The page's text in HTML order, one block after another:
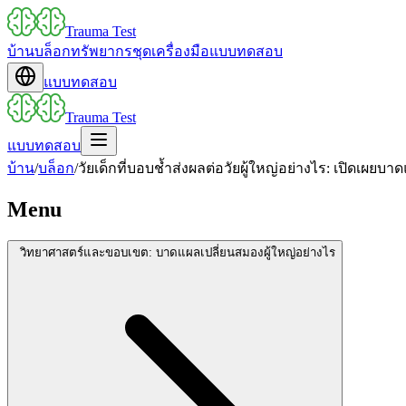
Trauma Test
บ้านบล็อกทรัพยากรชุดเครื่องมือแบบทดสอบ
แบบทดสอบ
Trauma Test
แบบทดสอบ
บ้าน/บล็อก/วัยเด็กที่บอบช้ำส่งผลต่อวัยผู้ใหญ่อย่างไร: เปิดเผยบา
Menu
วิทยาศาสตร์และขอบเขต: บาดแผลเปลี่ยนสมองผู้ใหญ่อย่างไร